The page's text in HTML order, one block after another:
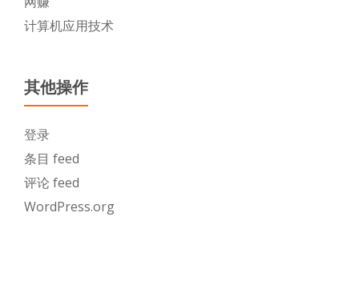
计算机应用技术
其他操作
登录
条目 feed
评论 feed
WordPress.org